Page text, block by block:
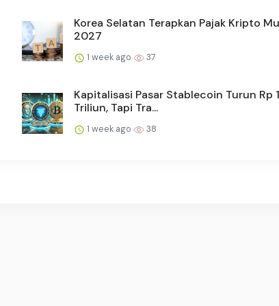
Korea Selatan Terapkan Pajak Kripto
2027
1 week ago 37
Kapitalisasi Pasar Stablecoin Turun Rp
Triliun, Tapi Tra...
1 week ago 38